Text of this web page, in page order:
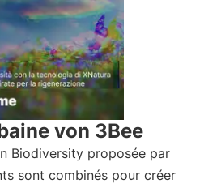
von 3Bee
Biodiversity proposée par
sont combinés pour créer